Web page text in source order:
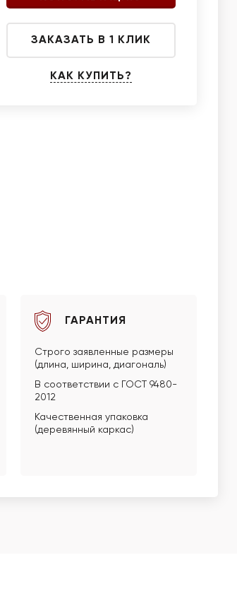
ЗАКАЗАТЬ В 1 КЛИК
КАК КУПИТЬ?
ГАРАНТИЯ
Строго заявленные размеры
(длина, ширина, диагональ)
В соответствии с ГОСТ 9480-
2012
Качественная упаковка
(деревянный каркас)